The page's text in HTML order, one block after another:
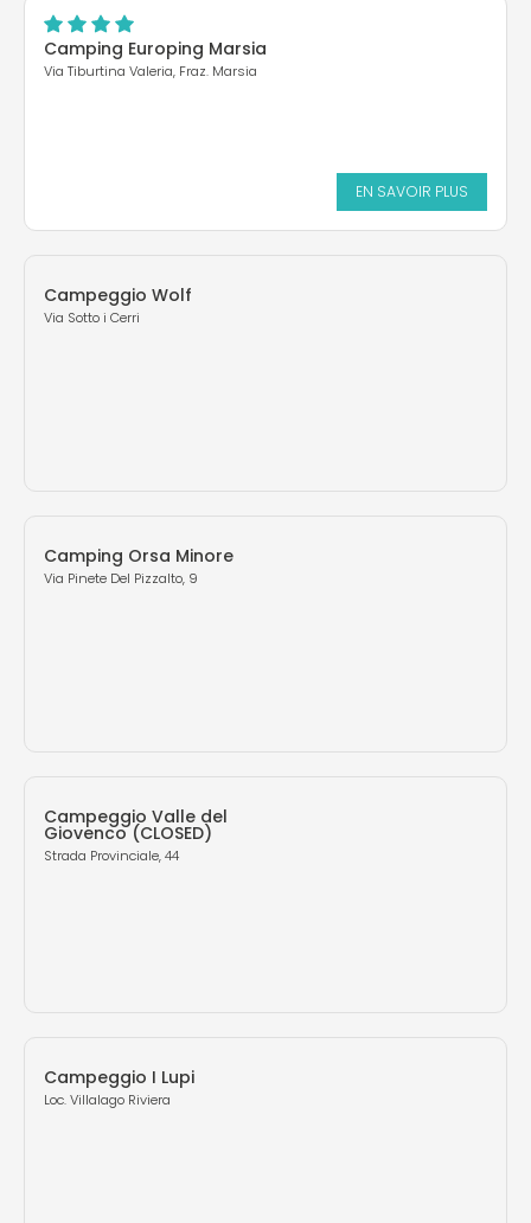
Camping Europing Marsia
Via Tiburtina Valeria, Fraz. Marsia
EN SAVOIR PLUS
Campeggio Wolf
Via Sotto i Cerri
Camping Orsa Minore
Via Pinete Del Pizzalto, 9
Campeggio Valle del
Giovenco (CLOSED)
Strada Provinciale, 44
Campeggio I Lupi
Loc. Villalago Riviera